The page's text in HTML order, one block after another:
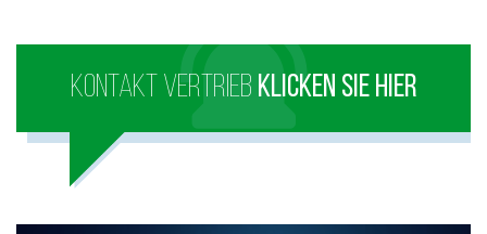
KONTAKT VERTRIEB KLICKEN SIE HIER